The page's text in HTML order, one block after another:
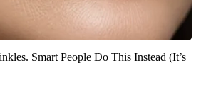
Smart People Do This Instead (It’s